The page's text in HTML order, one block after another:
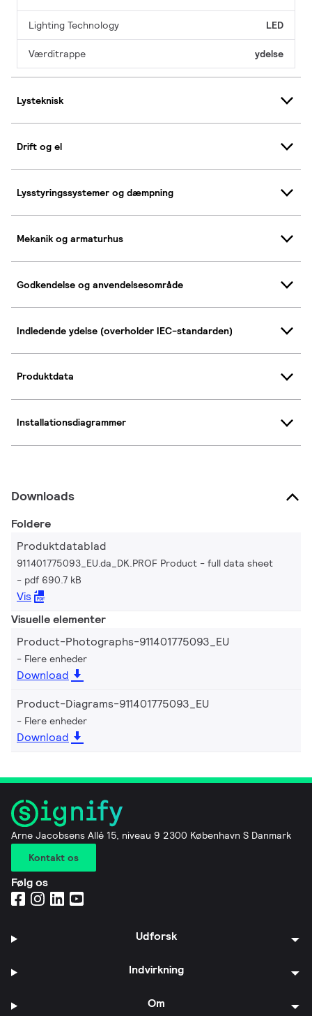
Lighting Technology LED
Værditrappe ydelse
Lysteknisk
Drift og el
Lysstyringssystemer og dæmpning
Mekanik og armaturhus
Godkendelse og anvendelsesområde
Indledende ydelse (overholder IEC-standarden)
Produktdata
Installationsdiagrammer
Downloads
Foldere
Produktdatablad
911401775093_EU.da_DK.PROF Product - full data sheet
pdf 690.7 kB
Vis
Visuelle elementer
Product-Photographs-911401775093_EU
Flere enheder
Download
Product-Diagrams-911401775093_EU
Flere enheder
Download
Arne Jacobsens Allé 15, niveau 9 2300 København S Danmark
Kontakt os
Følg os
Udforsk
Indvirkning
Om